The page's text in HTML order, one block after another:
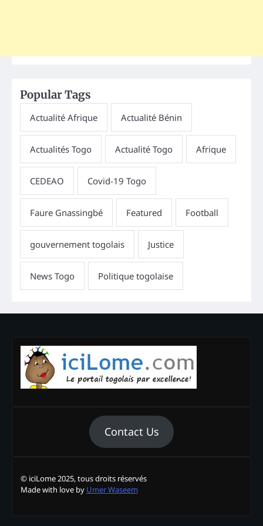
Popular Tags
Contact Us
© iciLome 2025, tous droits réservés
Made with love by Umer Waseem